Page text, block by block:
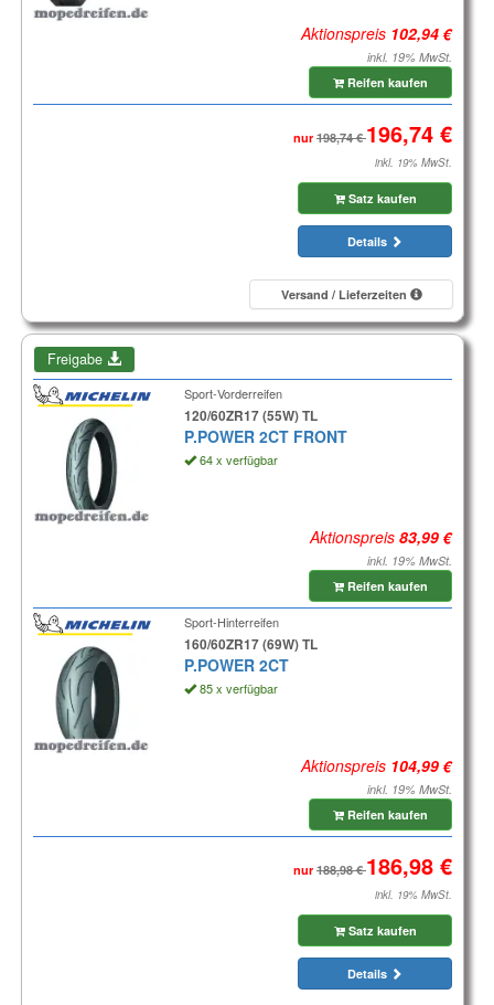
Aktionspreis
inkl. 19% MwSt.
Reifen kaufen
nur
inkl. 19% MwSt.
Satz kaufen
Details
Versand / Lieferzeiten
Freigabe
Sport-Vorderreifen
120/60ZR17 (55W) TL
P.POWER 2CT FRONT
64 x verfügbar
Aktionspreis
inkl. 19% MwSt.
Reifen kaufen
Sport-Hinterreifen
160/60ZR17 (69W) TL
P.POWER 2CT
85 x verfügbar
Aktionspreis
inkl. 19% MwSt.
Reifen kaufen
nur
inkl. 19% MwSt.
Satz kaufen
Details